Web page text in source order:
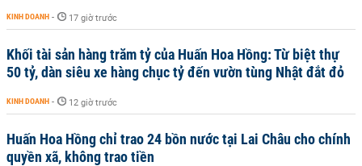
KINH DOANH - 17 giờ trước
Khối tài sản hàng trăm tỷ của Huấn Hoa Hồng: Từ biệt thự
50 tỷ, dàn siêu xe hàng chục tỷ đến vườn tùng Nhật đắt đỏ
KINH DOANH - 12 giờ trước
Huấn Hoa Hồng chỉ trao 24 bồn nước tại Lai Châu cho chính
quyền xã, không trao tiền